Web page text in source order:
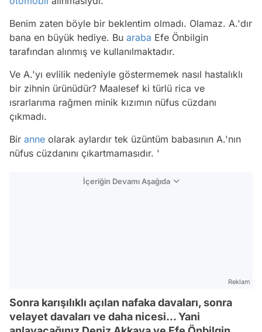
Benim zaten böyle bir beklentim olmadı. Olamaz. A.'dır
bana en büyük hediye. Bu araba Efe Önbilgin
tarafından alınmış ve kullanılmaktadır.
Ve A.'yı evlilik nedeniyle göstermemek nasıl hastalıklı
bir zihnin ürünüdür? Maalesef ki türlü rica ve
ısrarlarıma rağmen minik kızımın nüfus cüzdanı
çıkmadı.
Bir anne olarak aylardır tek üzüntüm babasının A.'nın
nüfus cüzdanını çıkartmamasıdır. '
İçeriğin Devamı Aşağıda
Reklam
Sonra karışılıklı açılan nafaka davaları, sonra
velayet davaları ve daha nicesi... Yani